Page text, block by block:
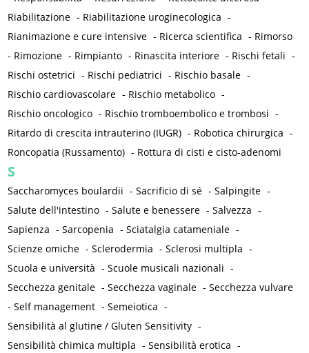
Riabilitazione - Riabilitazione uroginecologica -
Rianimazione e cure intensive - Ricerca scientifica - Rimorso
- Rimozione - Rimpianto - Rinascita interiore - Rischi fetali -
Rischi ostetrici - Rischi pediatrici - Rischio basale -
Rischio cardiovascolare - Rischio metabolico -
Rischio oncologico - Rischio tromboembolico e trombosi -
Ritardo di crescita intrauterino (IUGR) - Robotica chirurgica -
Roncopatia (Russamento) - Rottura di cisti e cisto-adenomi
S
Saccharomyces boulardii -Sacrificio di sé -Salpingite -
Salute dell'intestino -Salute e benessere -Salvezza -
Sapienza -Sarcopenia -Sciatalgia catameniale -
Scienze omiche -Sclerodermia -Sclerosi multipla -
Scuola e università -Scuole musicali nazionali -
Secchezza genitale -Secchezza vaginale -Secchezza vulvare
-Self management -Semeiotica -
Sensibilità al glutine / Gluten Sensitivity -
Sensibilità chimica multipla -Sensibilità erotica -